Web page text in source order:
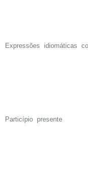
Expressões idiomáticas
Particípio presente